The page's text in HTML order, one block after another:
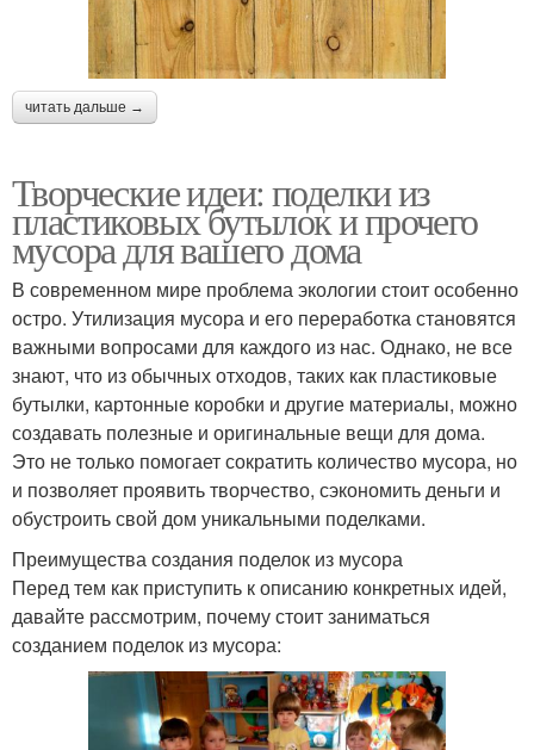
читать дальше →
Творческие идеи: поделки из
пластиковых бутылок и прочего
мусора для вашего дома
В современном мире проблема экологии стоит особенно
остро. Утилизация мусора и его переработка становятся
важными вопросами для каждого из нас. Однако, не все
знают, что из обычных отходов, таких как пластиковые
бутылки, картонные коробки и другие материалы, можно
создавать полезные и оригинальные вещи для дома.
Это не только помогает сократить количество мусора, но
и позволяет проявить творчество, сэкономить деньги и
обустроить свой дом уникальными поделками.
Преимущества создания поделок из мусора
Перед тем как приступить к описанию конкретных идей,
давайте рассмотрим, почему стоит заниматься
созданием поделок из мусора: